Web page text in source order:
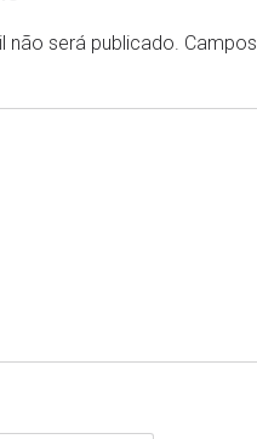
não será publicado.